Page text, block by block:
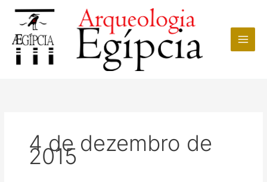
conteúdo
4 de dezembro de
2015